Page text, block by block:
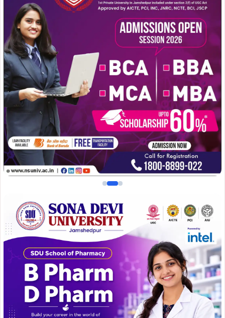
पदाधिकारी का पद सृजित नहीं होने तथा जिला में भूमि संरक्षण विभाग के
नहीं होने का सवाल पूछा. विधायक ने कहा कि जिला में भूमि संरक्षण
विभाग के नहीं होने से विभाग से संबंधित जिले का काम पूर्वी सिंहभूम जिले
के कार्यालय से संचालित किया जाता है. जिसके कारण जिले में
योजनाओं के क्रियान्वयन और अनुश्रवण में काफी परेशानी होती है.
विधायक दशरथ गहराई ने सरकार से पूछा है कि जिले में जिला भूमि
संरक्षण पर पदाधिकारी का पद सृजित करते हुए कब तक कार्यालय खोला
जा रहा है.
वहीं विधायक दशरथ गागराई के सवाल पर सरकार की ओर से कहा गया
है कि न्यूनतम आवश्यकता आधारित पदों के साथ कार्यालय का सृजन
करने को लेकर कृषि निदेशक झारखंड रांची की अध्यक्षता में समिति का